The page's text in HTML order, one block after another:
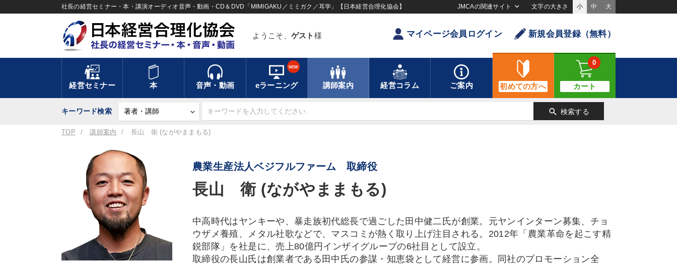
社長の経営セミナー・本・講演オーディオ音声・動画・CD＆DVD「MIMIGAKU／ミミガク／耳学」【日本経営合理化協会】 JMCAの関連サイト 文字の大きさ 小 中 大
ようこそ、 ゲスト 様 マイページ会員ログイン 新規会員登録（無料）
経営セミナー 本 音声・動画 eラーニング
NEW
講師案内 経営コラム ご案内 初めての方へ カート
0
キーワード検索 search 検索する
TOP 講師案内 長山 衛 (ながやままもる)
農業生産法人ベジフルファーム 取締役
長山 衛 (ながやままもる)
中高時代はヤンキーや、暴走族初代総長で過ごした田中健二氏が創業。元ヤンインターン募集、チョ
ウザメ養殖、メタル社歌などで、マスコミが熱く取り上げ注目される。2012年「農業革命を起こす精
鋭部隊」を社是に、売上80億円インザイグループの6社目として設立。
取締役の長山氏は創業者である田中氏の参謀・知恵袋として経営に参画。同社のプロモーション全